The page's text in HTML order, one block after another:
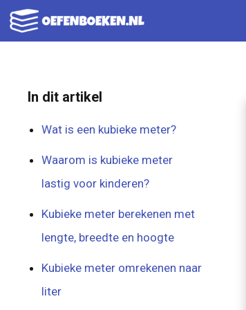
Ga
naar
In dit artikel
Wat is een kubieke meter?
Waarom is kubieke meter
lastig voor kinderen?
Kubieke meter berekenen met
lengte, breedte en hoogte
Kubieke meter omrekenen naar
liter